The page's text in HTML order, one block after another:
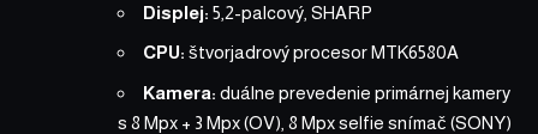
Displej: 5,2-palcový, SHARP
CPU: štvorjadrový procesor MTK6580A
Kamera: duálne prevedenie primárnej kamery
s 8 Mpx + 3 Mpx (OV), 8 Mpx selfie snímač (SONY)